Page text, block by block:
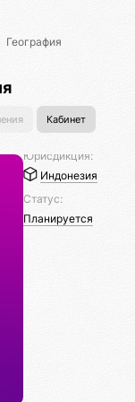
География
Кабинет
Юрисдикция:
Индонезия
Статус:
Планируется